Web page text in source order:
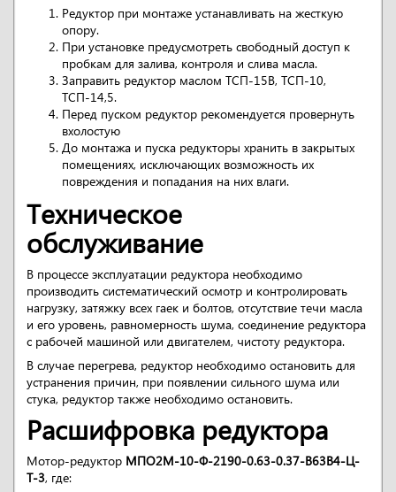
Редуктор при монтаже устанавливать на жесткую
опору.
При установке предусмотреть свободный доступ к
пробкам для залива, контроля и слива масла.
Заправить редуктор маслом ТСП-15В, ТСП-10,
ТСП-14,5.
Перед пуском редуктор рекомендуется провернуть
вхолостую
До монтажа и пуска редукторы хранить в закрытых
помещениях, исключающих возможность их
повреждения и попадания на них влаги.
Техническое
обслуживание
В процессе эксплуатации редуктора необходимо
производить систематический осмотр и контролировать
нагрузку, затяжку всех гаек и болтов, отсутствие течи масла
и его уровень, равномерность шума, соединение редуктора
с рабочей машиной или двигателем, чистоту редуктора.
В случае перегрева, редуктор необходимо остановить для
устранения причин, при появлении сильного шума или
стука, редуктор также необходимо остановить.
Расшифровка редуктора
Мотор-редуктор МПО2М-10-Ф-2190-0.63-0.37-B63B4-Ц-
Т-3, где: